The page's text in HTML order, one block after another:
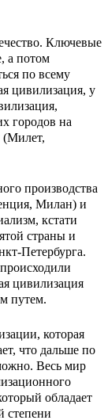
Ключевые
а потом
по всему
цивилизация, у
городов на
(Милет,
производства
Милан) и
кстати
страны и
Петербурга.
цивилизация
путем.
которая
что дальше по
Весь мир
обладает
степени